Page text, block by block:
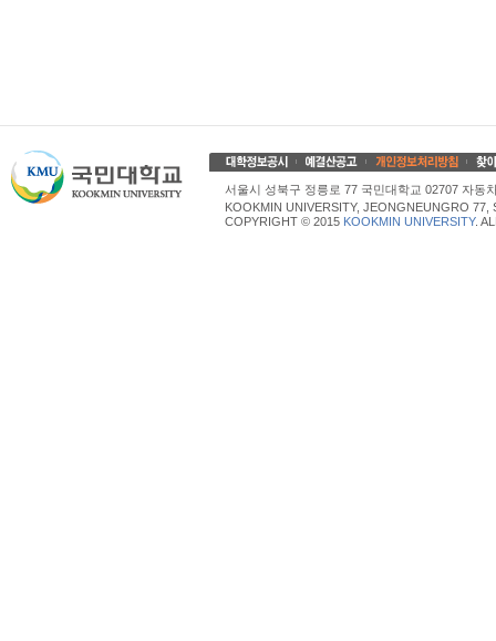
서울시 성북구 정릉로 77 국민대학교 02707 자동
KOOKMIN UNIVERSITY, JEONGNEUNGRO
COPYRIGHT © 2015 KOOKMIN UNIVERSITY.